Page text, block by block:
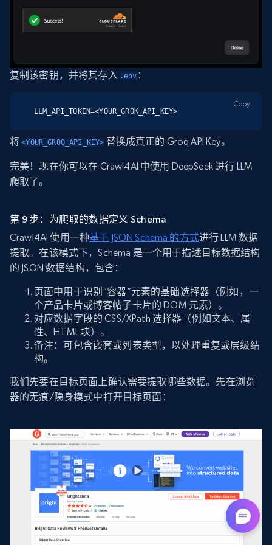
复制该密钥，并将其存入 .env ：
LLM_API_TOKEN=<YOUR_GROK_API_KEY>
Copy
将<YOUR_GROQ_API_KEY> 替换成真正的 Groq API Key。
完美！现在你可以在 Crawl4AI 中使用 DeepSeek 进行 LLM
爬取了。
第 9 步：为爬取的数据定义 Schema
Crawl4AI 使用一种基于 JSON Schema 的方式进行 LLM 数据
提取。在该模式下，Schema 是一个用于描述目标数据结构
的 JSON 数据结构，包含：
页面中用于识别“容器”元素的基础选择器（例如，一
个产品卡片或博客帖子卡片的 DOM 元素）。
对应数据字段的 CSS/XPath 选择器（例如文本、属
性、HTML 块）。
备注：可包含嵌套或列表类型，以处理重复或层级结
构。
我们先要在目标页面上确认需要提取哪些数据。先在浏览
器的无痕/隐身模式中打开目标页面：